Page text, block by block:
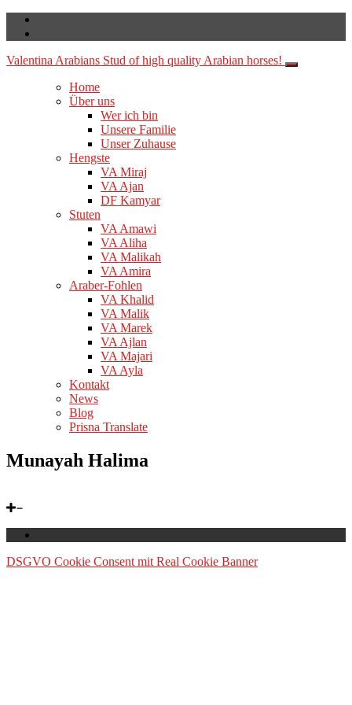
Valentina Arabians Stud of high quality Arabian horses!
Home
Über uns
Wer ich bin
Unsere Familie
Unser Zuhause
Hengste
VA Miraj
VA Ajan
DF Kamyar
Stuten
VA Amawi
VA Aliha
VA Malikah
VA Amira
Araber-Fohlen
VA Khalid
VA Malik
VA Marek
VA Ajlan
VA Majari
VA Ayla
Kontakt
News
Blog
Prisna Translate
Munayah Halima
DSGVO Cookie Consent mit Real Cookie Banner